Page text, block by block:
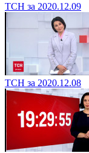
ТСН за 2020.12.09
ТСН за 2020.12.08